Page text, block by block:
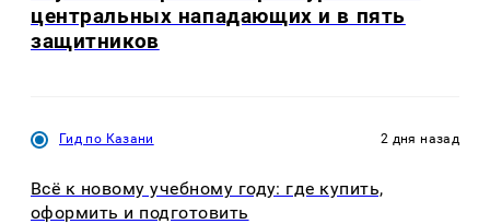
центральных нападающих и в пять
защитников
Гид по Казани 2 дня назад
Всё к новому учебному году: где купить,
оформить и подготовить